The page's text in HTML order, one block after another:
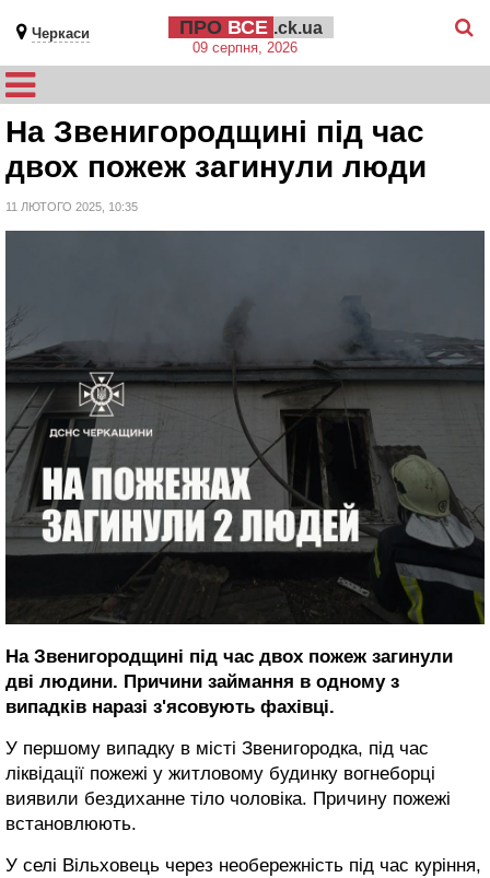
Черкаси ПРО ВСЕ .ck.ua
09 серпня, 2026
На Звенигородщині під час
двох пожеж загинули люди
11 ЛЮТОГО 2025, 10:35
На Звенигородщині під час двох пожеж загинули
дві людини. Причини займання в одному з
випадків наразі з'ясовують фахівці.
У першому випадку в місті Звенигородка, під час
ліквідації пожежі у житловому будинку вогнеборці
виявили бездиханне тіло чоловіка. Причину пожежі
встановлюють.
У селі Вільховець через необережність під час куріння,